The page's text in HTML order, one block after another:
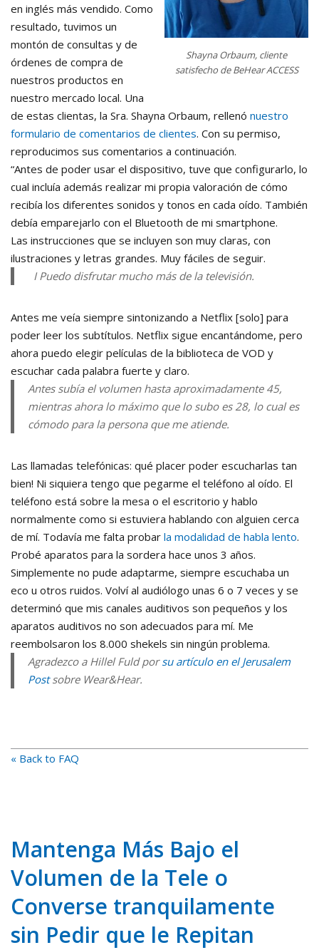
Shayna Orbaum, cliente
satisfecho de BeHear ACCESS
en inglés más vendido. Como
resultado, tuvimos un
montón de consultas y de
órdenes de compra de
nuestros productos en
nuestro mercado local. Una
de estas clientas, la Sra. Shayna Orbaum, rellenó nuestro
formulario de comentarios de clientes. Con su permiso,
reproducimos sus comentarios a continuación.
“Antes de poder usar el dispositivo, tuve que configurarlo, lo
cual incluía además realizar mi propia valoración de cómo
recibía los diferentes sonidos y tonos en cada oído. También
debía emparejarlo con el Bluetooth de mi smartphone.
Las instrucciones que se incluyen son muy claras, con
ilustraciones y letras grandes. Muy fáciles de seguir.
I Puedo disfrutar mucho más de la televisión.
Antes me veía siempre sintonizando a Netflix [solo] para
poder leer los subtítulos. Netflix sigue encantándome, pero
ahora puedo elegir películas de la biblioteca de VOD y
escuchar cada palabra fuerte y claro.
Antes subía el volumen hasta aproximadamente 45,
mientras ahora lo máximo que lo subo es 28, lo cual es
cómodo para la persona que me atiende.
Las llamadas telefónicas: qué placer poder escucharlas tan
bien! Ni siquiera tengo que pegarme el teléfono al oído. El
teléfono está sobre la mesa o el escritorio y hablo
normalmente como si estuviera hablando con alguien cerca
de mí. Todavía me falta probar la modalidad de habla lento.
Probé aparatos para la sordera hace unos 3 años.
Simplemente no pude adaptarme, siempre escuchaba un
eco u otros ruidos. Volví al audiólogo unas 6 o 7 veces y se
determinó que mis canales auditivos son pequeños y los
aparatos auditivos no son adecuados para mí. Me
reembolsaron los 8.000 shekels sin ningún problema.
Agradezco a Hillel Fuld porsu artículo en el Jerusalem
Postsobre Wear&Hear.
« Back to FAQ
Mantenga Más Bajo el
Volumen de la Tele o
Converse tranquilamente
sin Pedir que le Repitan